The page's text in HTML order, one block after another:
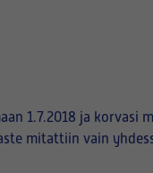
1.7.2018 ja korvasi
mitattiin vain